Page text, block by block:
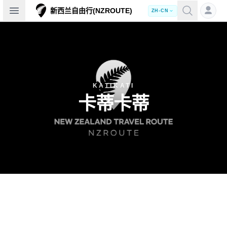
Open sidebar新西兰自由行(NZROUTE) ZH-CN
KATIKATI
卡蒂卡蒂